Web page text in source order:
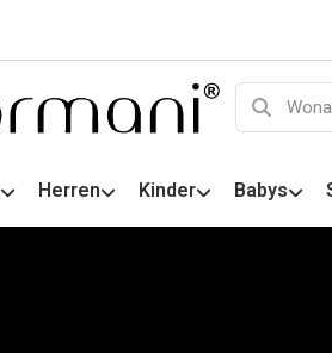
Herren Kinder Babys